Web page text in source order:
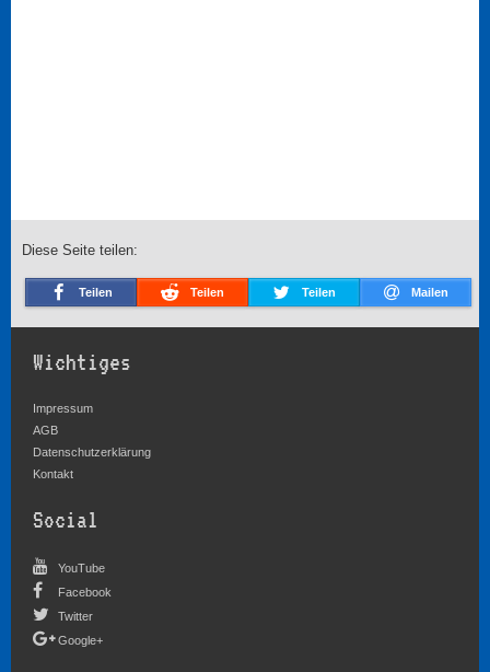
Diese Seite teilen:
Teilen Teilen Teilen Mailen
Wichtiges
Impressum
AGB
Datenschutzerklärung
Kontakt
Social
YouTube
Facebook
Twitter
Google+